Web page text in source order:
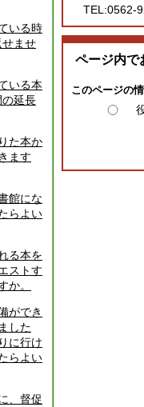
いる時
せませ
いる本
延長
た本か
ます
館にな
らよい
る本を
ストす
か。
ができ
した
に行け
らよい
、督促
TEL:0562-
ページ内で
このページの